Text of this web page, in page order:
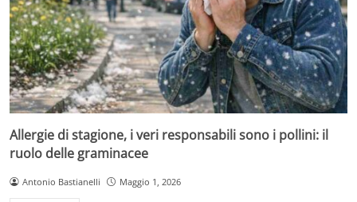
Allergie di stagione, i veri responsabili sono i pollini: il
ruolo delle graminacee
Antonio Bastianelli Maggio 1, 2026